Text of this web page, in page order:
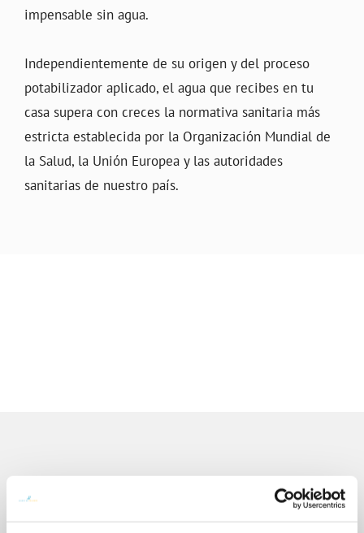
impensable sin agua.
Independientemente de su origen y del proceso
potabilizador aplicado, el agua que recibes en tu
casa supera con creces la normativa sanitaria más
estricta establecida por la Organización Mundial de
la Salud, la Unión Europea y las autoridades
sanitarias de nuestro país.